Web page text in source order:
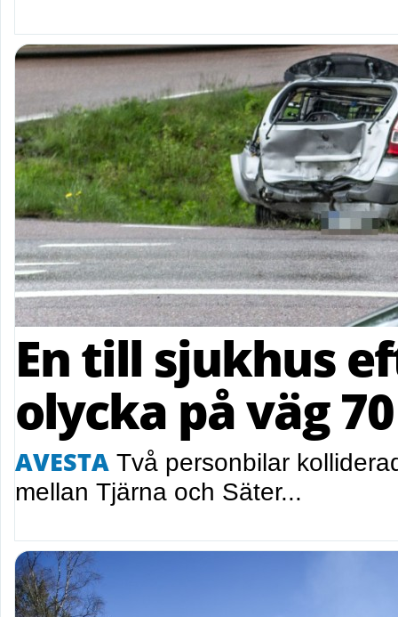
En till sjukhus
olycka på väg 70
AVESTA Två personbilar
mellan Tjärna och Säter...